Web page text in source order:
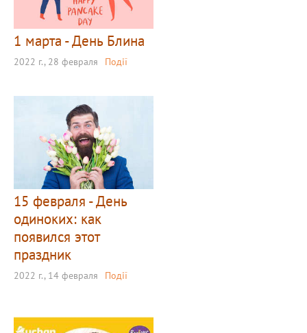
1 марта - День Блина
2022 г., 28 февраля Події
15 февраля - День
одиноких: как
появился этот
праздник
2022 г., 14 февраля Події